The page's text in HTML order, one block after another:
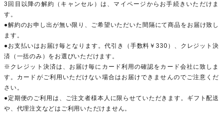
3回目以降の解約（キャンセル）は、マイページからお手続きいただけま
す。
●解約のお申し出が無い限り、ご希望いただいた間隔にて商品をお届け致し
ます。
●お支払いはお届け毎となります。代引き（手数料￥330）、クレジット決
済（一括のみ）をお選びいただけます。
※クレジット決済は、お届け毎にカード利用の確認をカード会社に致しま
す。カードがご利用いただけない場合はお届けできませんのでご注意くだ
さい。
●定期便のご利用は、ご注文者様本人に限らせていただきます。ギフト配送
や、代理注文などはご利用いただけません。